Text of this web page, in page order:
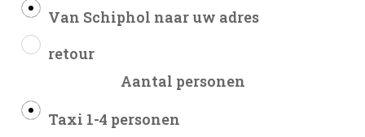
Van Schiphol naar uw adres
retour
Aantal personen
Taxi 1-4 personen